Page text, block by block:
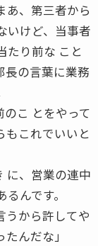
、第三者から
いけど、当事者
たり前な こと
の言葉に業務
こ とをやって
もこれでいいと
に、営業の連中
んです。
うから許してや
たんだな」